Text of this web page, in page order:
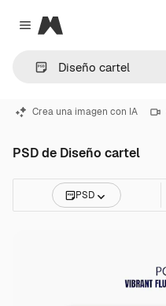
Close menu
Magnific
Crea una imagen con IA
PSD de Diseño cartel
PSD